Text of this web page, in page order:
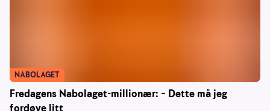
Fredagens Nabolaget-millionær: – Dette må jeg
NABOLAGET